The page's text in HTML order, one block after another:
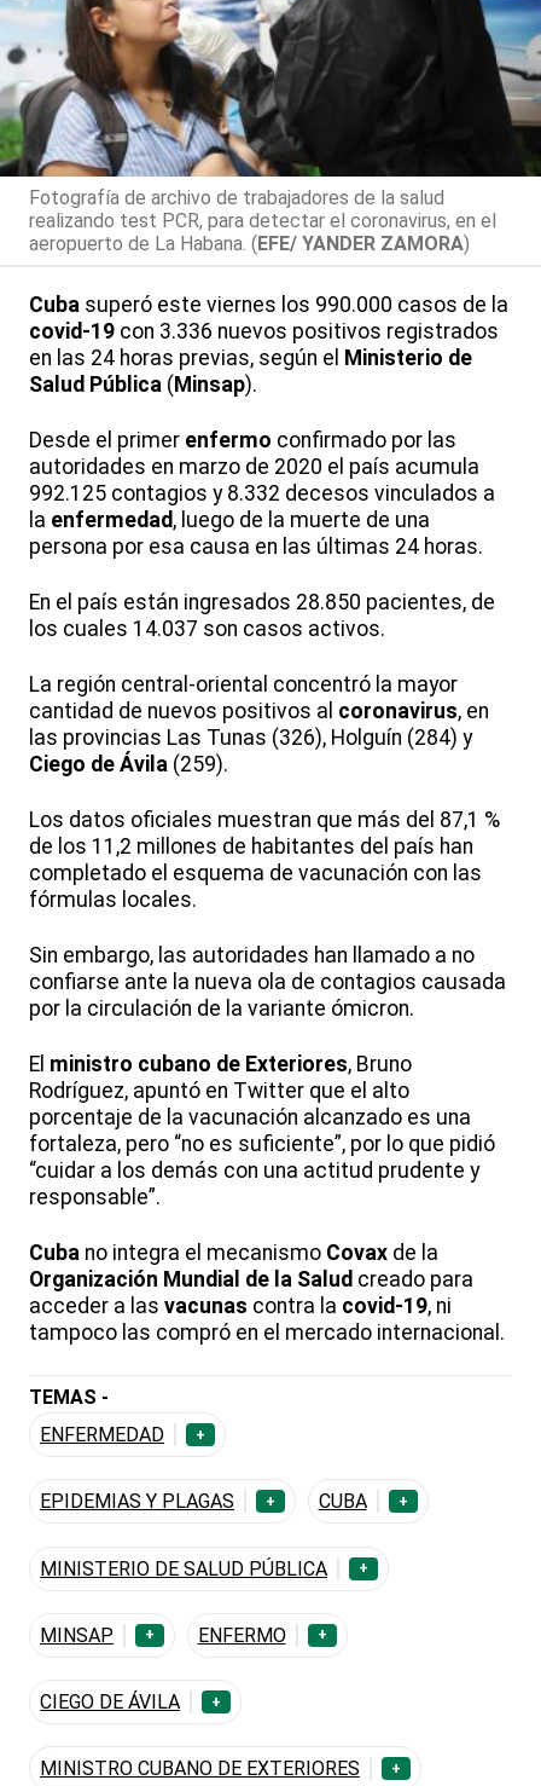
Fotografía de archivo de trabajadores de la salud
realizando test PCR, para detectar el coronavirus, en el
aeropuerto de La Habana. (EFE/ YANDER ZAMORA)
Cuba superó este viernes los 990.000 casos de la
covid-19 con 3.336 nuevos positivos registrados
en las 24 horas previas, según el Ministerio de
Salud Pública ( Minsap).
Desde el primer enfermo confirmado por las
autoridades en marzo de 2020 el país acumula
992.125 contagios y 8.332 decesos vinculados a
la enfermedad, luego de la muerte de una
persona por esa causa en las últimas 24 horas.
En el país están ingresados 28.850 pacientes, de
los cuales 14.037 son casos activos.
La región central-oriental concentró la mayor
cantidad de nuevos positivos al coronavirus, en
las provincias Las Tunas (326), Holguín (284) y
Ciego de Ávila (259).
Los datos oficiales muestran que más del 87,1 %
de los 11,2 millones de habitantes del país han
completado el esquema de vacunación con las
fórmulas locales.
Sin embargo, las autoridades han llamado a no
confiarse ante la nueva ola de contagios causada
por la circulación de la variante ómicron.
El ministro cubano de Exteriores, Bruno
Rodríguez, apuntó en Twitter que el alto
porcentaje de la vacunación alcanzado es una
fortaleza, pero “no es suficiente”, por lo que pidió
“cuidar a los demás con una actitud prudente y
responsable”.
Cuba no integra el mecanismo Covax de la
Organización Mundial de la Salud creado para
acceder a las vacunas contra la covid-19, ni
tampoco las compró en el mercado internacional.
TEMAS -
ENFERMEDAD
+
EPIDEMIAS Y PLAGAS + CUBA +
MINISTERIO DE SALUD PÚBLICA +
MINSAP + ENFERMO +
CIEGO DE ÁVILA +
MINISTRO CUBANO DE EXTERIORES +